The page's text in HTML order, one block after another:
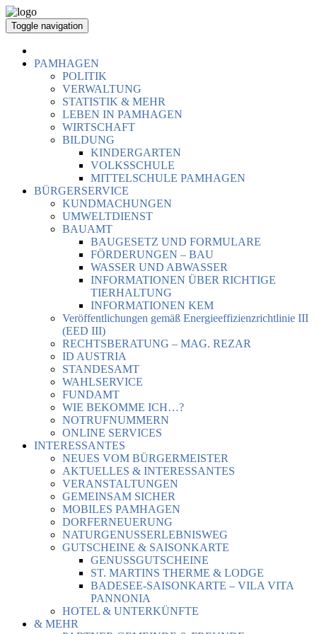
Toggle navigation
PAMHAGEN
POLITIK
VERWALTUNG
STATISTIK & MEHR
LEBEN IN PAMHAGEN
WIRTSCHAFT
BILDUNG
KINDERGARTEN
VOLKSSCHULE
MITTELSCHULE PAMHAGEN
BÜRGERSERVICE
KUNDMACHUNGEN
UMWELTDIENST
BAUAMT
BAUGESETZ UND FORMULARE
FÖRDERUNGEN – BAU
WASSER UND ABWASSER
INFORMATIONEN ÜBER RICHTIGE
TIERHALTUNG
INFORMATIONEN KEM
Veröffentlichungen gemäß Energieeffizienzrichtlinie III
(EED III)
RECHTSBERATUNG – MAG. REZAR
ID AUSTRIA
STANDESAMT
WAHLSERVICE
FUNDAMT
WIE BEKOMME ICH…?
NOTRUFNUMMERN
ONLINE SERVICES
INTERESSANTES
NEUES VOM BÜRGERMEISTER
AKTUELLES & INTERESSANTES
VERANSTALTUNGEN
GEMEINSAM SICHER
MOBILES PAMHAGEN
DORFERNEUERUNG
NATURGENUSSERLEBNISWEG
GUTSCHEINE & SAISONKARTE
GENUSSGUTSCHEINE
ST. MARTINS THERME & LODGE
BADESEE-SAISONKARTE – VILA VITA
PANNONIA
HOTEL & UNTERKÜNFTE
& MEHR